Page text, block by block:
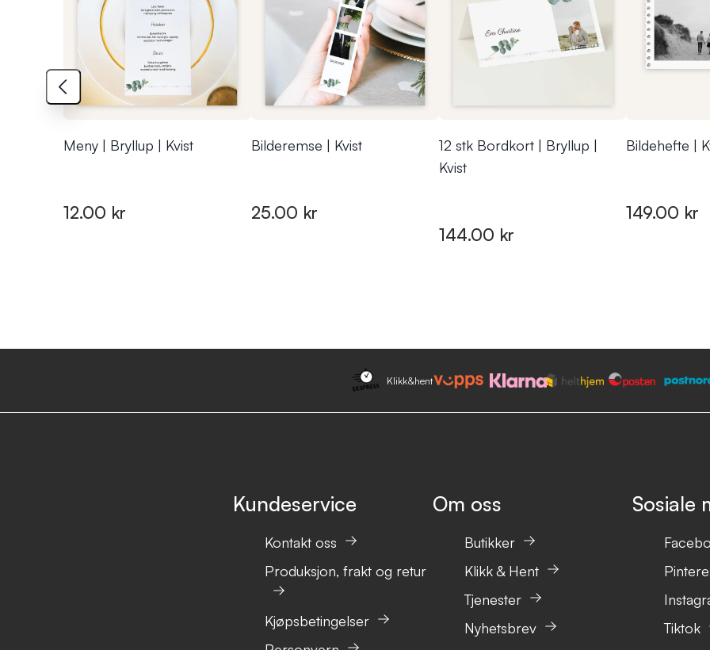
Meny | Bryllup | Kvist
12.00 kr
Bilderemse | Kvist
25.00 kr
12 stk Bordkort | Bryllup |
Kvist
144.00 kr
Bildehefte |
149.00 kr
Klikk&hent
Kundeservice
Kontakt oss
Produksjon, frakt og retur
Kjøpsbetingelser
Om oss
Butikker
Klikk & Hent
Tjenester
Nyhetsbrev
Sosiale
Tiktok